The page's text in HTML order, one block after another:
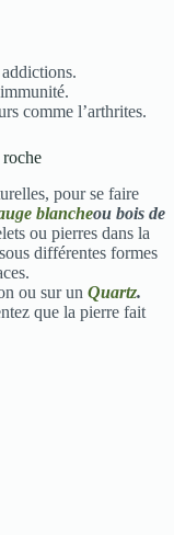
comme l’arthrites.
pour se faire
blancheou bois de
ou pierres dans la
différentes formes
ou sur un Quartz.
que la pierre fait